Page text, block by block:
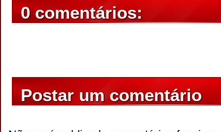
0 comentários:
Postar um comentário